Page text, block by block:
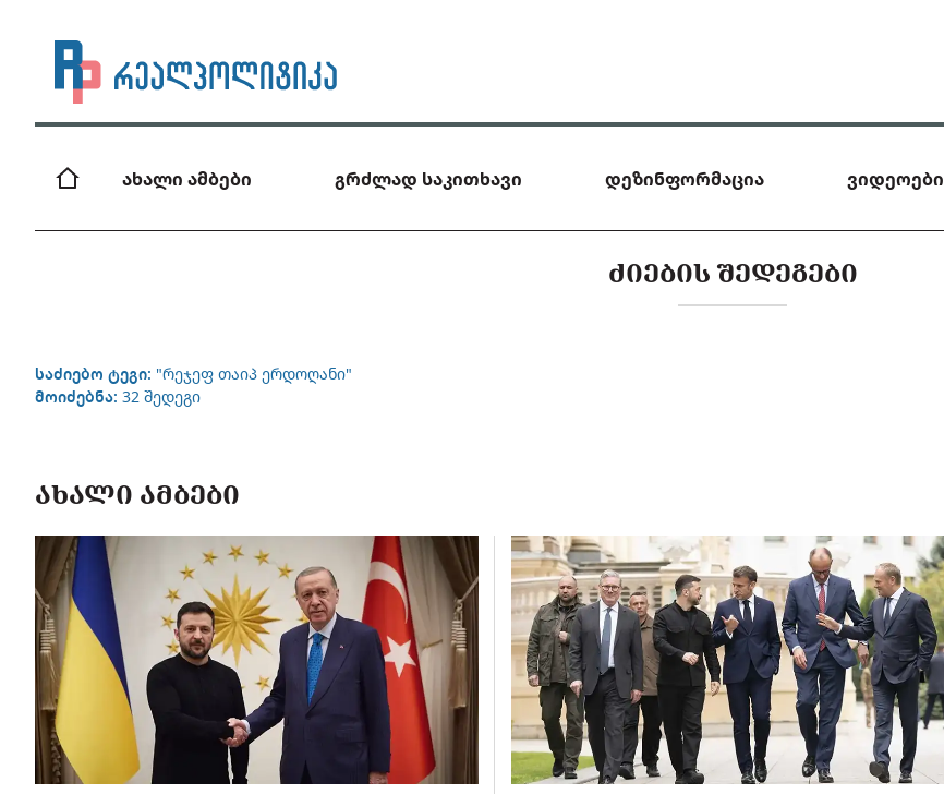
ახალი ამბები გრძლად საკითხავი დეზინფორმაცია ვიდეოები
ᲫᲘᲔᲑᲘᲡ ᲨᲔᲓᲔᲒᲔᲑᲘ
საძიებო ტეგი: "რეჯეფ თაიპ ერდოღანი"
მოიძებნა: 32 შედეგი
ᲐᲮᲐᲚᲘ ᲐᲛᲑᲔᲑᲘ